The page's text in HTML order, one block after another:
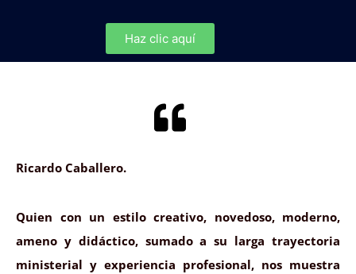
Haz clic aquí
Ricardo Caballero.
Quien con un estilo creativo, novedoso, moderno,
ameno y didáctico, sumado a su larga trayectoria
ministerial y experiencia profesional, nos muestra